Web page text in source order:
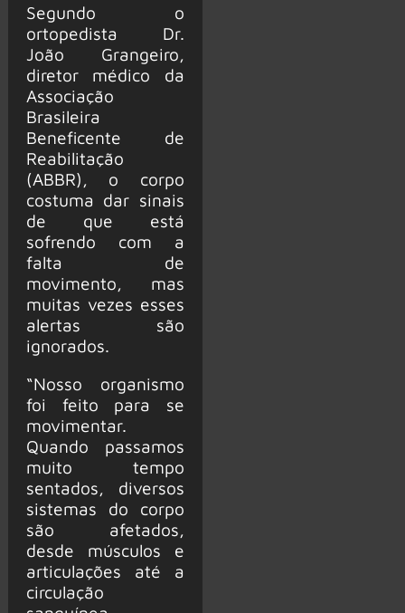
Segundo o
ortopedista Dr.
João Grangeiro,
diretor médico da
Associação
Brasileira
Beneficente de
Reabilitação
(ABBR), o corpo
costuma dar sinais
de que está
sofrendo com a
falta de
movimento, mas
muitas vezes esses
alertas são
ignorados.
“Nosso organismo
foi feito para se
movimentar.
Quando passamos
muito tempo
sentados, diversos
sistemas do corpo
são afetados,
desde músculos e
articulações até a
circulação